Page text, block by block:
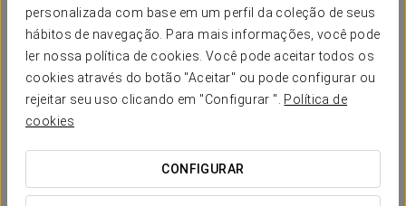
personalizada com base em um perfil da coleção de seus
hábitos de navegação. Para mais informações, você pode
ler nossa política de cookies. Você pode aceitar todos os
cookies através do botão "Aceitar" ou pode configurar ou
rejeitar seu uso clicando em "Configurar ". Política de
cookies
CONFIGURAR
deslumbrantes da cidade. Ideal para momentos de
descontração, seja numa tarde ensolarada ou ao cair da noite.
Um cantinho único onde conforto e beleza se encontram.